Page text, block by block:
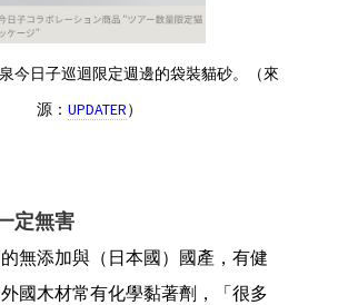
今日子巡迴限定週邊的袋裝貓砂。（來
源： UPDATER）
定無害
無添加與（日本國）國產，有健
國木材常有化學黏著劑，「很多